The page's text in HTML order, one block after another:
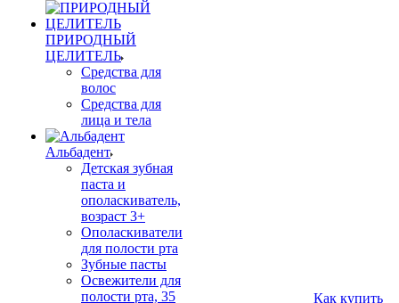
ПРИРОДНЫЙ
ЦЕЛИТЕЛЬ
Средства для
волос
Средства для
лица и тела
Альбадент
Детская зубная
паста и
ополаскиватель,
возраст 3+
Ополаскиватели
для полости рта
Зубные пасты
Освежители для
полости рта, 35
Как купить